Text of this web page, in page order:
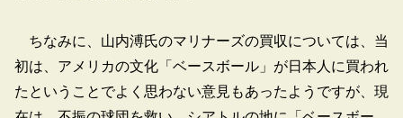
ちなみに、山内溥氏のマリナーズの買収については、当
初は、アメリカの文化「ベースボール」が日本人に買われ
たということでよく思わない意見もあったようですが、現